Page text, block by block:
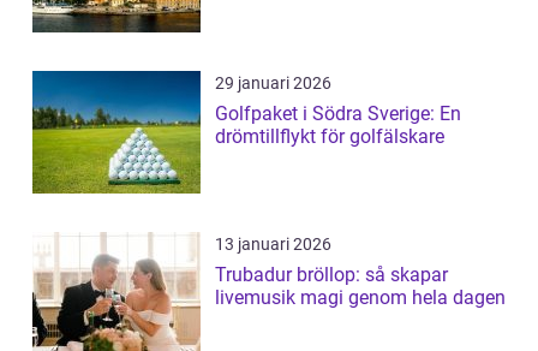
29 januari 2026
Golfpaket i Södra Sverige: En
drömtillflykt för golfälskare
13 januari 2026
Trubadur bröllop: så skapar
livemusik magi genom hela dagen